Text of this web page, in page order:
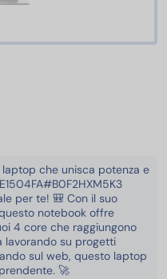
che unisca potenza e
per te! 🎒 Con il suo
notebook offre
4 core che raggiungono
lavorando su progetti
sul web, questo laptop
🚀